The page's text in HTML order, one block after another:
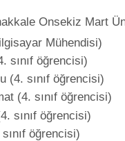
Onsekiz Mart
Mühendisi)
sınıf öğrencisi)
(4. sınıf öğrencisi)
(4. sınıf öğrencisi)
sınıf öğrencisi)
öğrencisi)